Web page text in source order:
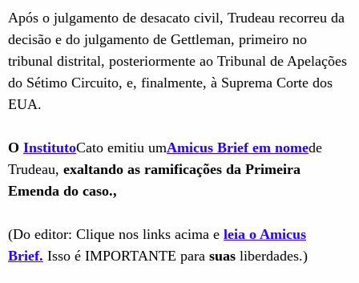
Após o julgamento de desacato civil, Trudeau recorreu da
decisão e do julgamento de Gettleman, primeiro no
tribunal distrital, posteriormente ao Tribunal de Apelações
do Sétimo Circuito, e, finalmente, à Suprema Corte dos
EUA.
O InstitutoCato emitiu umAmicus Brief em nomede
Trudeau, exaltando as ramificações da Primeira
Emenda do caso.,
(Do editor: Clique nos links acima e leia o Amicus
Brief. Isso é IMPORTANTE para suas liberdades.)